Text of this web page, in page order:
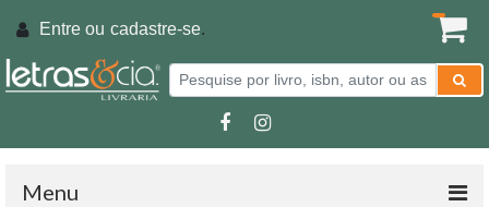
Entre ou cadastre-se.
Menu